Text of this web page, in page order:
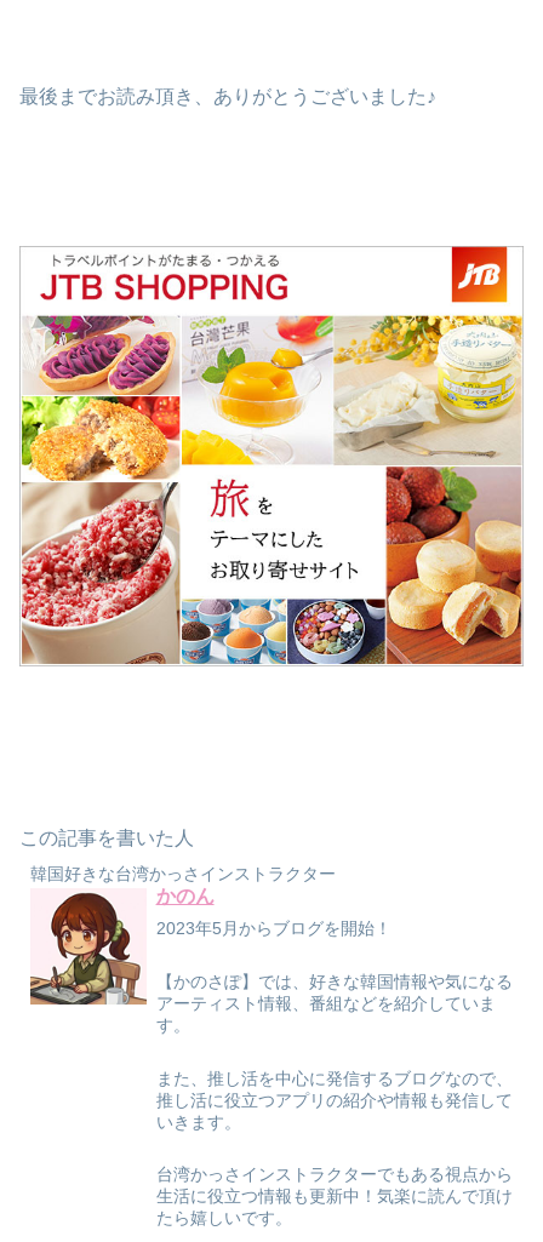
最後までお読み頂き、ありがとうございました♪
この記事を書いた人
韓国好きな台湾かっさインストラクター
かのん
2023年5月からブログを開始！
【かのさぽ】では、好きな韓国情報や気になる
アーティスト情報、番組などを紹介していま
す。
また、推し活を中心に発信するブログなので、
推し活に役立つアプリの紹介や情報も発信して
いきます。
台湾かっさインストラクターでもある視点から
生活に役立つ情報も更新中！気楽に読んで頂け
たら嬉しいです。